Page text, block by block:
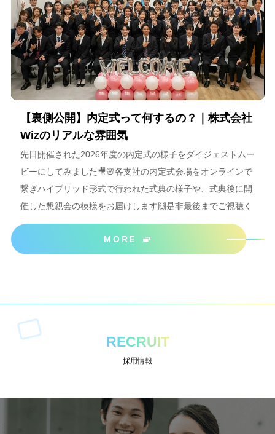
【裏側公開】内定式って何するの？｜株式会社
Wizのリアルな雰囲気
先日開催された2026年度の内定式の様子をダイジェストムー
ビーにしてみました🎥🌸各支社の内定式会場をオンラインで
繋ぎハイブリッド形式で行われた式典の様子や、式典後に開
催した懇親会の模様をお届けします🙌是非最後までご視聴く
ださいね＾＾
MORE
RECRUIT
採用情報